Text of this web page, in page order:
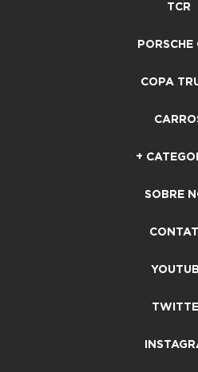
TCR
PORSCHE
COPA
+
SOBRE